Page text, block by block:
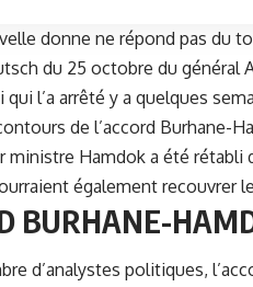
donne ne répond pas du
du 25 octobre du général
qui l’a arrêté y a quelques
de l’accord Burhane-
ministre Hamdok a été
également recouvrer
BURHANE-
d’analystes politiques,